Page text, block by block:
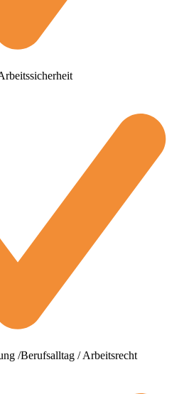
/Berufsalltag / Arbeitsrecht